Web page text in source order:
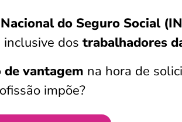
do Seguro Social
dos trabalhadores
vantagem na hora de
impõe?